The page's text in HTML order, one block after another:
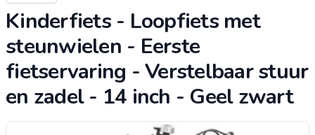
etservaring - Verstelbaar
Kinderfiets - Loopfiets met
steunwielen - Eerste
fietservaring - Verstelbaar stuur
en zadel - 14 inch - Geel zwart